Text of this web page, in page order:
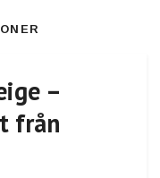
–
från